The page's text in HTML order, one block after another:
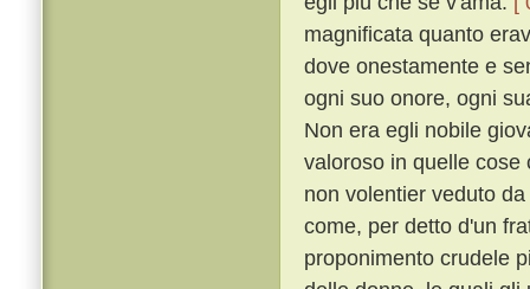
magnificata quanto
dove onestamente e
ogni suo onore, ogni
Non era egli nobile
valoroso in quelle cose
non volentier veduto
come, per detto d'un
proponimento crudele